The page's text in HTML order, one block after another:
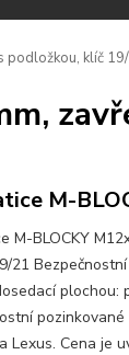
podložkou, klíč
M-
M-BLOCKY
21
plochou:
Lexus. Cena je